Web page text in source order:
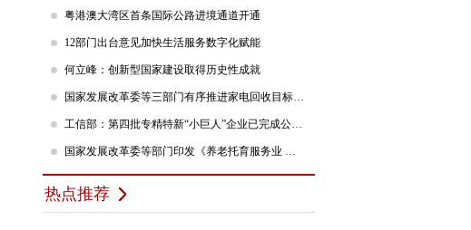
粤港澳大湾区首条国际公路进境通道开通
12部门出台意见加快生活服务数字化赋能
何立峰：创新型国家建设取得历史性成就
国家发展改革委等三部门有序推进家电回收目标责任制行动
工信部：第四批专精特新“小巨人”企业已完成公示，民营企业占84%
国家发展改革委等部门印发《养老托育服务业 纾困扶持若干政策措施》的通知
热点推荐